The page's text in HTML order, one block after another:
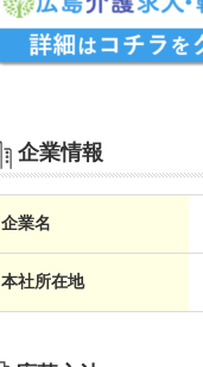
企業情報
企業名
本社所在地